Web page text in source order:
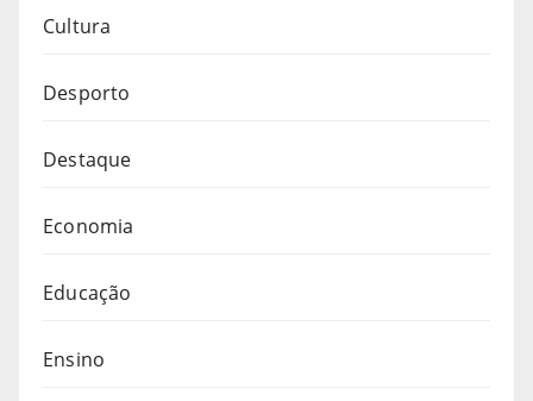
Cultura
Desporto
Destaque
Economia
Educação
Ensino